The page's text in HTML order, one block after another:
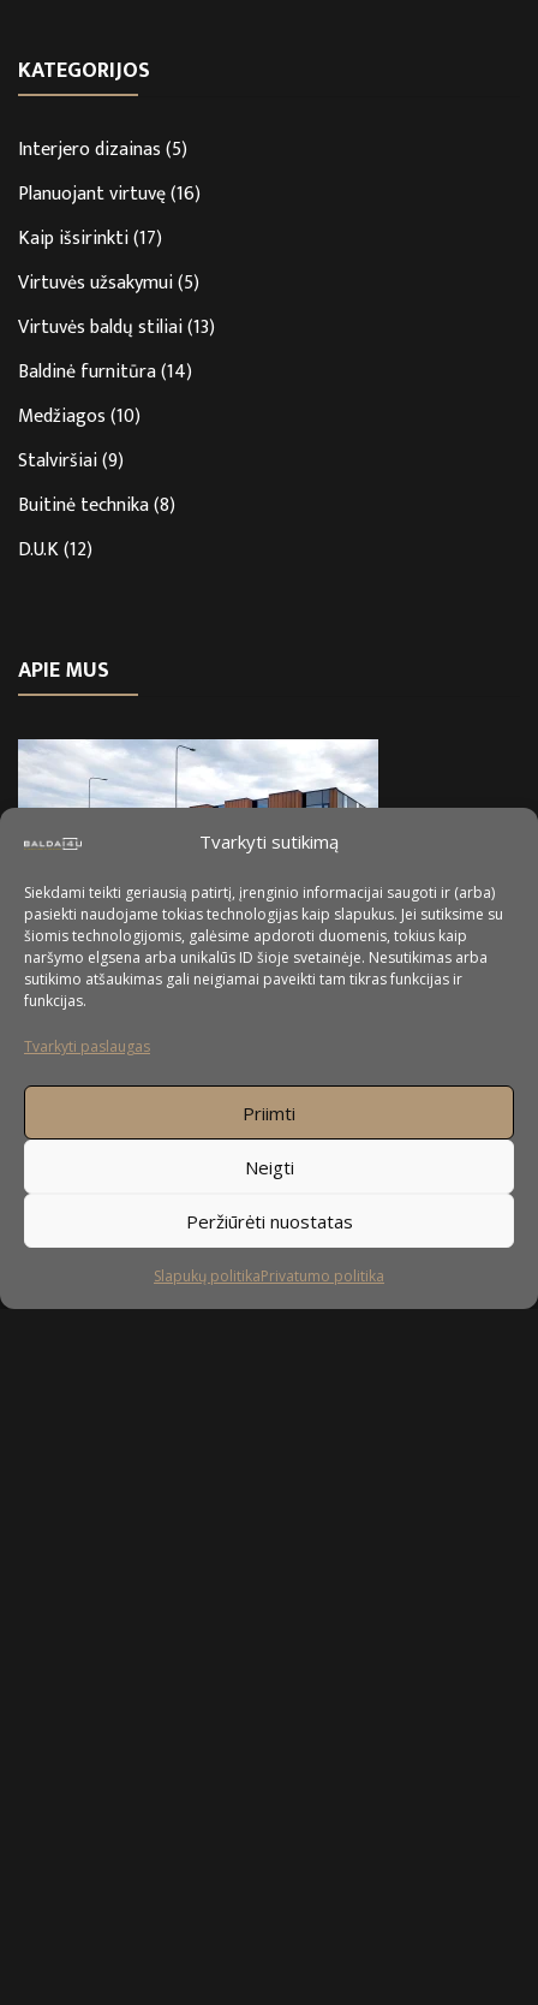
Tvarkyti sutikimą
Siekdami teikti geriausią patirtį, įrenginio informacijai saugoti ir (arba)
pasiekti naudojame tokias technologijas kaip slapukus. Jei sutiksime su
šiomis technologijomis, galėsime apdoroti duomenis, tokius kaip
naršymo elgsena arba unikalūs ID šioje svetainėje. Nesutikimas arba
sutikimo atšaukimas gali neigiamai paveikti tam tikras funkcijas ir
funkcijas.
Tvarkyti paslaugas
Priimti
Neigti
Peržiūrėti nuostatas
Slapukų politikaPrivatumo politika
KATEGORIJOS
Interjero dizainas(5)
Planuojant virtuvę(16)
Kaip išsirinkti(17)
Virtuvės užsakymui(5)
Virtuvės baldų stiliai(13)
Baldinė furnitūra(14)
Medžiagos(10)
Stalviršiai(9)
Buitinė technika(8)
D.U.K(12)
APIE MUS
yra nestandartinių baldų gamyba. Nors daugiausiai
mielai pagal Jūsų pageidavimus pagaminsime ir spintas, spintas
stumdomomis durimis, svetainės baldus, miegamojo baldus,
prieškambario baldus, vaikų kambario baldus, vonios baldus,
taip pat – komodas, stalus ir įvairius kitus nestandartinius